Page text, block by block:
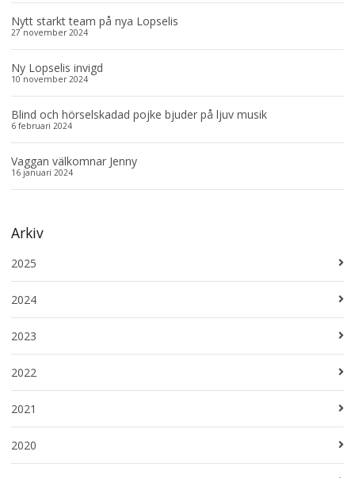
Nytt starkt team på nya Lopselis
27 november 2024
Ny Lopselis invigd
10 november 2024
Blind och hörselskadad pojke bjuder på ljuv musik
6 februari 2024
Vaggan välkomnar Jenny
16 januari 2024
Arkiv
2025
2024
2023
2022
2021
2020